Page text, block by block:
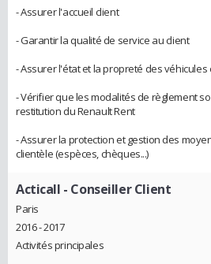
- Assurer l'accueil client
- Garantir la qualité de service au client
- Assurer l'état et la propreté des véhicules
- Vérifier que les modalités de règlement
restitution du Renault Rent
- Assurer la protection et gestion des
clientèle (espèces, chèques...)
Acticall - Conseiller Client
Paris
2016 - 2017
Activités principales